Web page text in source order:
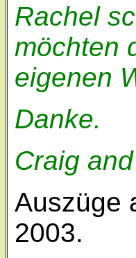
Rachel
möchten
eigenen
Danke.
Craig
Auszüge
2003.